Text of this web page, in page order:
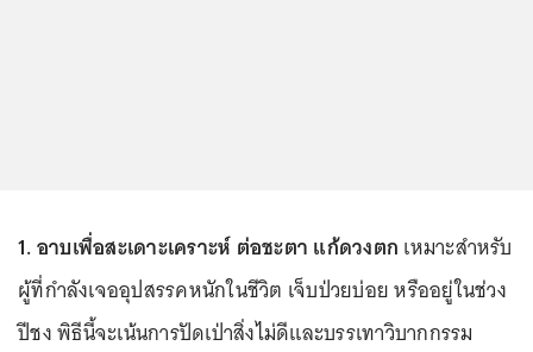
1. อาบเพื่อสะเดาะเคราะห์ ต่อชะตา แก้ดวงตก เหมาะสำหรับ
ผู้ที่กำลังเจออุปสรรคหนักในชีวิต เจ็บป่วยบ่อย หรืออยู่ในช่วง
ปีชง พิธีนี้จะเน้นการปัดเป่าสิ่งไม่ดีและบรรเทาวิบากกรรม